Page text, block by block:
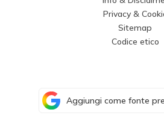
Privacy &
Sitemap
Codice etico
Aggiungi come fonte